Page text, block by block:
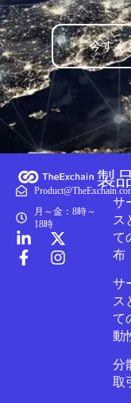
今すぐ
月～金：8時～
18時
製
サ
ス
て
布
サ
ス
て
動
分
取